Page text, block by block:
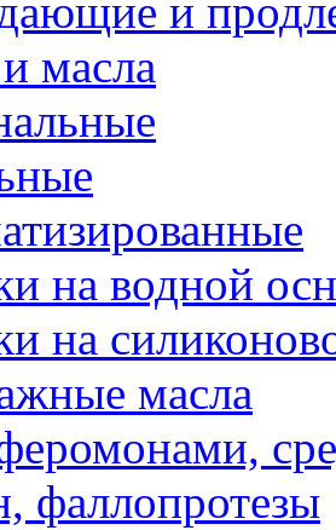
и
масла
на водной
на
масла
фаллопротезы